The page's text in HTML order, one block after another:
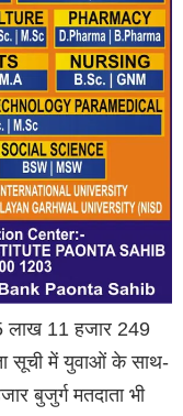
11 हजार 249
सूची में युवाओं के साथ-
बुजुर्ग मतदाता भी